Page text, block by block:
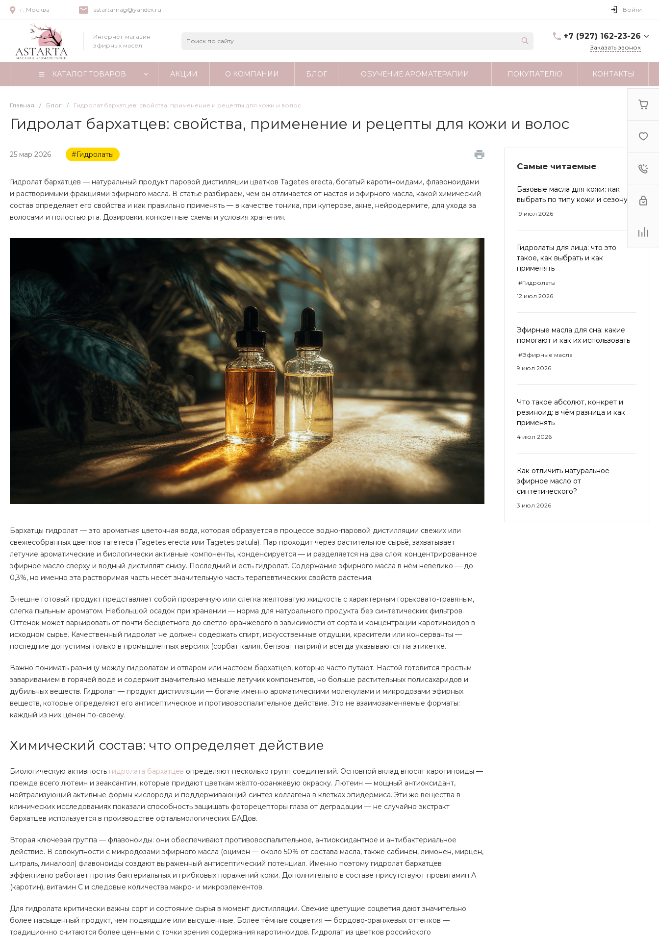
г. Москва astartamag@yandex.ru Войти
Интернет-магазин
эфирных масел
+7 (927) 162-23-26
astartamag@yandex.ru
Заказать звонок
КАТАЛОГ ТОВАРОВ АКЦИИ О КОМПАНИИ БЛОГ ОБУЧЕНИЕ АРОМАТЕРАПИИ ПОКУПАТЕЛЮ КОНТАКТЫ
Главная / Блог / Гидролат бархатцев: свойства, применение и рецепты для кожи и волос
Гидролат бархатцев: свойства, применение и рецепты для кожи и волос
Самые читаемые
Базовые масла для кожи: как
выбрать по типу кожи и сезону
19 июл 2026
Гидролаты для лица: что это
такое, как выбрать и как
применять
#Гидролаты
12 июл 2026
Эфирные масла для сна: какие
помогают и как их использовать
#Эфирные масла
9 июл 2026
Что такое абсолют, конкрет и
резиноид: в чём разница и как
применять
4 июл 2026
Как отличить натуральное
эфирное масло от
синтетического?
3 июл 2026
25 мар 2026 #Гидролаты
Гидролат бархатцев — натуральный продукт паровой дистилляции цветков Tagetes erecta, богатый каротиноидами, флавоноидами
и растворимыми фракциями эфирного масла. В статье разбираем, чем он отличается от настоя и эфирного масла, какой химический
состав определяет его свойства и как правильно применять — в качестве тоника, при куперозе, акне, нейродермите, для ухода за
волосами и полостью рта. Дозировки, конкретные схемы и условия хранения.
Бархатцы гидролат — это ароматная цветочная вода, которая образуется в процессе водно-паровой дистилляции свежих или
свежесобранных цветков тагетеса (Tagetes erecta или Tagetes patula). Пар проходит через растительное сырьё, захватывает
летучие ароматические и биологически активные компоненты, конденсируется — и разделяется на два слоя: концентрированное
эфирное масло сверху и водный дистиллят снизу. Последний и есть гидролат. Содержание эфирного масла в нём невелико — до
0,3%, но именно эта растворимая часть несёт значительную часть терапевтических свойств растения.
Внешне готовый продукт представляет собой прозрачную или слегка желтоватую жидкость с характерным горьковато-травяным,
слегка пыльным ароматом. Небольшой осадок при хранении — норма для натурального продукта без синтетических фильтров.
Оттенок может варьировать от почти бесцветного до светло-оранжевого в зависимости от сорта и концентрации каротиноидов в
исходном сырье. Качественный гидролат не должен содержать спирт, искусственные отдушки, красители или консерванты —
последние допустимы только в промышленных версиях (сорбат калия, бензоат натрия) и всегда указываются на этикетке.
Важно понимать разницу между гидролатом и отваром или настоем бархатцев, которые часто путают. Настой готовится простым
завариванием в горячей воде и содержит значительно меньше летучих компонентов, но больше растительных полисахаридов и
дубильных веществ. Гидролат — продукт дистилляции — богаче именно ароматическими молекулами и микродозами эфирных
веществ, которые определяют его антисептическое и противовоспалительное действие. Это не взаимозаменяемые форматы:
каждый из них ценен по-своему.
Химический состав: что определяет действие
Биологическую активность гидролата бархатцев определяют несколько групп соединений. Основной вклад вносят каротиноиды —
прежде всего лютеин и зеаксантин, которые придают цветкам жёлто-оранжевую окраску. Лютеин — мощный антиоксидант,
нейтрализующий активные формы кислорода и поддерживающий синтез коллагена в клетках эпидермиса. Эти же вещества в
клинических исследованиях показали способность защищать фоторецепторы глаза от деградации — не случайно экстракт
бархатцев используется в производстве офтальмологических БАДов.
Вторая ключевая группа — флавоноиды: они обеспечивают противовоспалительное, антиоксидантное и антибактериальное
действие. В совокупности с микродозами эфирного масла (оцимен — около 50% от состава масла, также сабинен, лимонен, мирцен,
цитраль, линалоол) флавоноиды создают выраженный антисептический потенциал. Именно поэтому гидролат бархатцев
эффективно работает против бактериальных и грибковых поражений кожи. Дополнительно в составе присутствуют провитамин А
(каротин), витамин С и следовые количества макро- и микроэлементов.
Для гидролата критически важны сорт и состояние сырья в момент дистилляции. Свежие цветущие соцветия дают значительно
более насыщенный продукт, чем подвядшие или высушенные. Более тёмные соцветия — бордово-оранжевых оттенков —
традиционно считаются более ценными с точки зрения содержания каротиноидов. Гидролат из цветков российского